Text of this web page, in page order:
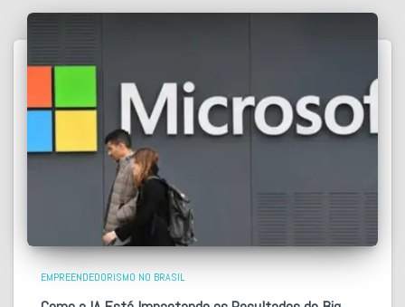
EMPREENDEDORISMO NO BRASIL